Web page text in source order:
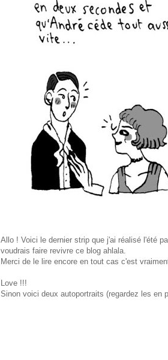
Allo ! Voici le dernier strip que j'ai réalisé l'été
voudrais faire revivre ce blog ahlala.
Merci de le lire encore en tout cas c'est
Love !!!
Sinon voici deux autoportraits (regardez les en